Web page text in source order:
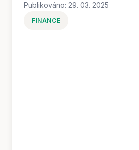
Publikováno: 29. 03. 2025
FINANCE